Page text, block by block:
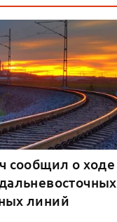
сообщил о ходе
линий